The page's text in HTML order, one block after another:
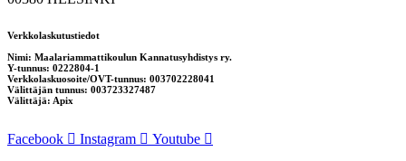
Verkkolaskutustiedot
Nimi: Maalariammattikoulun Kannatusyhdistys ry.
Y-tunnus: 0222804-1
Verkkolaskuosoite/OVT-tunnus: 003702228041
Välittäjän tunnus: 003723327487
Välittäjä: Apix
Facebook Instagram Youtube